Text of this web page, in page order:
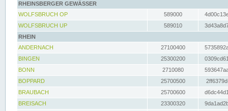
RHEINSBERGER GEWÄSSER
WOLFSBRUCH OP
589000
WOLFSBRUCH UP
589010
RHEIN
ANDERNACH
27100400
BINGEN
25300200
BONN
2710080
BOPPARD
25700500
BRAUBACH
25700600
BREISACH
23300320